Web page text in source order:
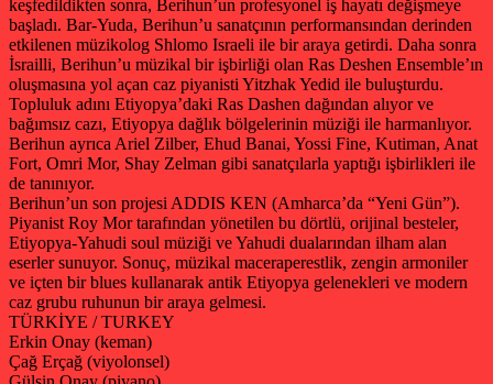
keşfedildikten sonra, Berihun’un profesyonel iş hayatı değişmeye
başladı. Bar-Yuda, Berihun’u sanatçının performansından derinden
etkilenen müzikolog Shlomo Israeli ile bir araya getirdi. Daha sonra
İsrailli, Berihun’u müzikal bir işbirliği olan Ras Deshen Ensemble’ın
oluşmasına yol açan caz piyanisti Yitzhak Yedid ile buluşturdu.
Topluluk adını Etiyopya’daki Ras Dashen dağından alıyor ve
bağımsız cazı, Etiyopya dağlık bölgelerinin müziği ile harmanlıyor.
Berihun ayrıca Ariel Zilber, Ehud Banai, Yossi Fine, Kutiman, Anat
Fort, Omri Mor, Shay Zelman gibi sanatçılarla yaptığı işbirlikleri ile
de tanınıyor.
Berihun’un son projesi ADDIS KEN (Amharca’da “Yeni Gün”).
Piyanist Roy Mor tarafından yönetilen bu dörtlü, orijinal besteler,
Etiyopya-Yahudi soul müziği ve Yahudi dualarından ilham alan
eserler sunuyor. Sonuç, müzikal maceraperestlik, zengin armoniler
ve içten bir blues kullanarak antik Etiyopya gelenekleri ve modern
caz grubu ruhunun bir araya gelmesi.
TÜRKİYE / TURKEY
Erkin Onay (keman)
Çağ Erçağ (viyolonsel)